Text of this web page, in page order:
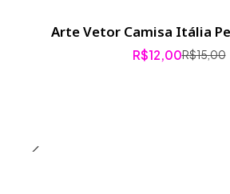
-20% de desconto
Arte Vetor Camisa Itália
R$12,00R$15,00